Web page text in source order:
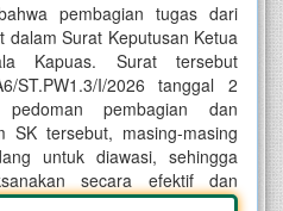
pembagian tugas dari
dalam Surat Keputusan Ketua
Kapuas. Surat tersebut
ST.PW1.3/I/2026 tanggal 2
pembagian dan
SK tersebut, masing-masing
untuk diawasi, sehingga
secara efektif dan